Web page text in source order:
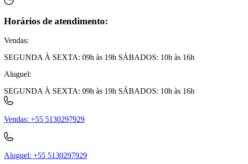
Horários de atendimento:
Vendas:
SEGUNDA À SEXTA: 09h às 19h SÁBADOS: 10h às 16h
Aluguel:
SEGUNDA À SEXTA: 09h às 19h SÁBADOS: 10h às 16h
Vendas: +55 5130297929
Aluguel: +55 5130297929